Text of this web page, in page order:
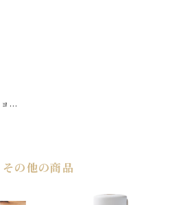
ン
その他の商品